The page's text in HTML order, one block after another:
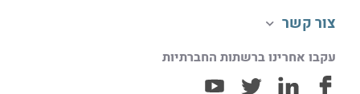
צור קשר
עקבו אחרינו ברשתות החברתיות